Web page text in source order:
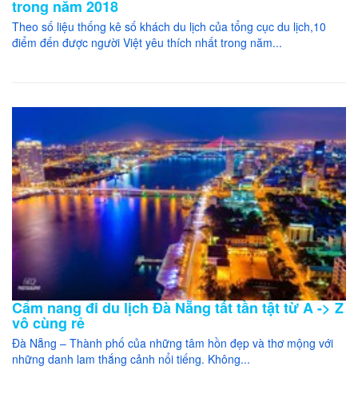
trong năm 2018
Theo số liệu thống kê số khách du lịch của tổng cục du lịch,10
điểm đến được người Việt yêu thích nhất trong năm...
Cẩm nang đi du lịch Đà Nẵng tất tần tật từ A -> Z
vô cùng rẻ
Đà Nẵng – Thành phố của những tâm hồn đẹp và thơ mộng với
những danh lam thắng cảnh nổi tiếng. Không...